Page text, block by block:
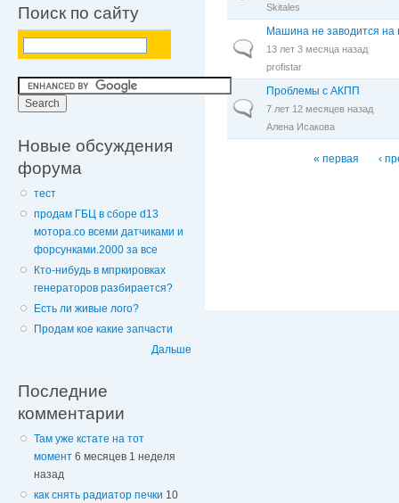
Поиск по сайту
Новые обсуждения
форума
тест
продам ГБЦ в сборе d13
мотора.со всеми датчиками и
форсунками.2000 за все
Кто-нибудь в мпркировках
генераторов разбирается?
Есть ли живые лого?
Продам кое какие запчасти
Дальше
Последние
комментарии
Там уже кстате на тот
момент 6 месяцев 1 неделя
назад
как снять радиатор печки 10
Skitales
Обычная тема
Машина не заводится на
13 лет 3 месяца назад
profistar
Обычная тема
Проблемы с АКПП
7 лет 12 месяцев назад
Алена Исакова
« первая ‹